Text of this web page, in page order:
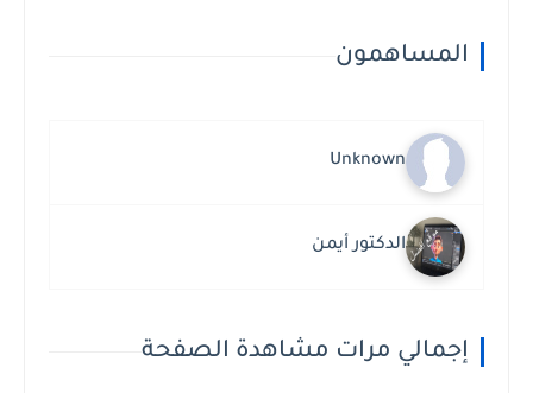
المساهمون
Unknown
الدكتور أيمن
إجمالي مرات مشاهدة الصفحة